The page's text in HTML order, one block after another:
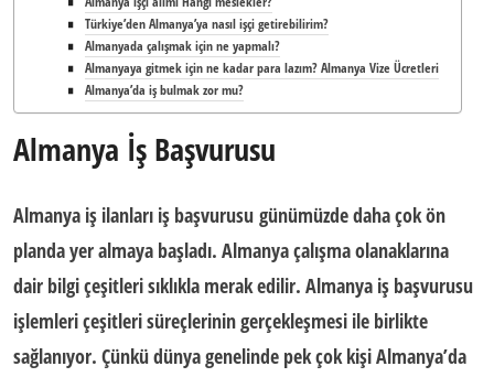
Türkiye’den Almanya’ya nasıl işçi getirebilirim?
Almanyada çalışmak için ne yapmalı?
Almanyaya gitmek için ne kadar para lazım? Almanya Vize Ücretleri
Almanya’da iş bulmak zor mu?
Almanya İş Başvurusu
Almanya iş ilanları iş başvurusu günümüzde daha çok ön
planda yer almaya başladı. Almanya çalışma olanaklarına
dair bilgi çeşitleri sıklıkla merak edilir. Almanya iş başvurusu
işlemleri çeşitleri süreçlerinin gerçekleşmesi ile birlikte
sağlanıyor. Çünkü dünya genelinde pek çok kişi Almanya’da